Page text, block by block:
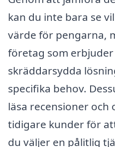
kan du inte bara se
värde för pengarna,
företag som
skräddarsydda
specifika behov.
läsa recensioner och
tidigare kunder för
du väljer en pålitlig